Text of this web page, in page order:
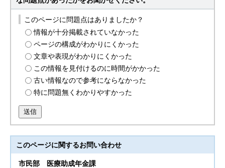
このページに問題点はありましたか？
情報が十分掲載されていなかった
ページの構成がわかりにくかった
文章や表現がわかりにくかった
この情報を見付けるのに時間がかかった
古い情報なので参考にならなかった
特に問題無くわかりやすかった
送信
このページに関するお問い合わせ
市民部
医療助成年金課